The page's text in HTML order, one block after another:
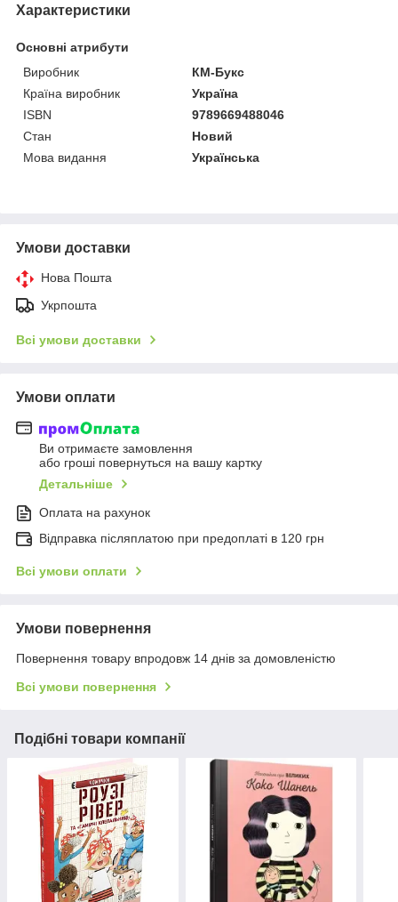
Характеристики
Основні атрибути
Виробник
КМ-Букс
Країна виробник
Україна
ISBN
9789669488046
Стан
Новий
Мова видання
Українська
Умови доставки
Нова Пошта
Укрпошта
Всі умови доставки
Умови оплати
Ви отримаєте замовлення
або гроші повернуться на вашу картку
Детальніше
Оплата на рахунок
Відправка післяплатою при предоплаті в 120 грн
Всі умови оплати
Умови повернення
Повернення товару впродовж 14 днів за домовленістю
Всі умови повернення
Подібні товари компанії